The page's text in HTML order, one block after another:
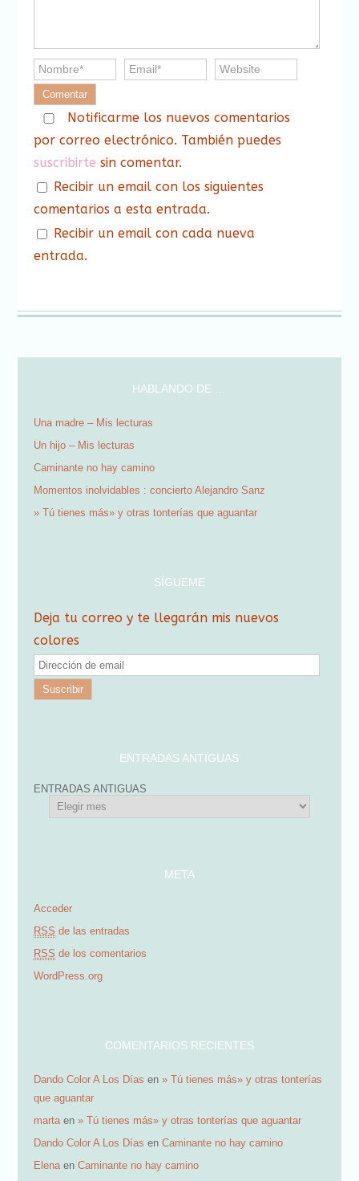
Notificarme los nuevos comentarios
por correo electrónico. También puedes
suscribirte sin comentar.
Recibir un email con los siguientes
comentarios a esta entrada.
Recibir un email con cada nueva
entrada.
HABLANDO DE …
Una madre – Mis lecturas
Un hijo – Mis lecturas
Caminante no hay camino
Momentos inolvidables : concierto Alejandro Sanz
» Tú tienes más» y otras tonterías que aguantar
SÍGUEME
Deja tu correo y te llegarán mis nuevos
colores
D
e
m
a
i
ENTRADAS ANTIGUAS
ENTRADAS ANTIGUAS
META
Acceder
RSS de las entradas
RSS de los comentarios
WordPress.org
COMENTARIOS RECIENTES
Dando Color A Los Días en» Tú tienes más» y otras tonterías
que aguantar
martaen» Tú tienes más» y otras tonterías que aguantar
Dando Color A Los Días enCaminante no hay camino
ElenaenCaminante no hay camino